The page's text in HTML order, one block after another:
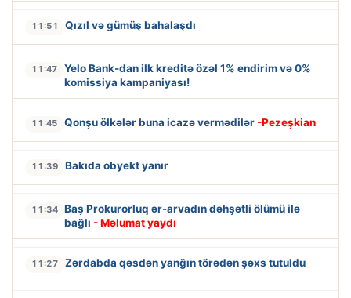
11:51 Qızıl və gümüş bahalaşdı
11:47
Yelo Bank-dan ilk kreditə özəl 1% endirim və 0%
komissiya kampaniyası!
11:45 Qonşu ölkələr buna icazə vermədilər -Pezeşkian
11:39 Bakıda obyekt yanır
11:34 Baş Prokurorluq ər-arvadın dəhşətli ölümü ilə
bağlı - Məlumat yaydı
11:27 Zərdabda qəsdən yanğın törədən şəxs tutuldu